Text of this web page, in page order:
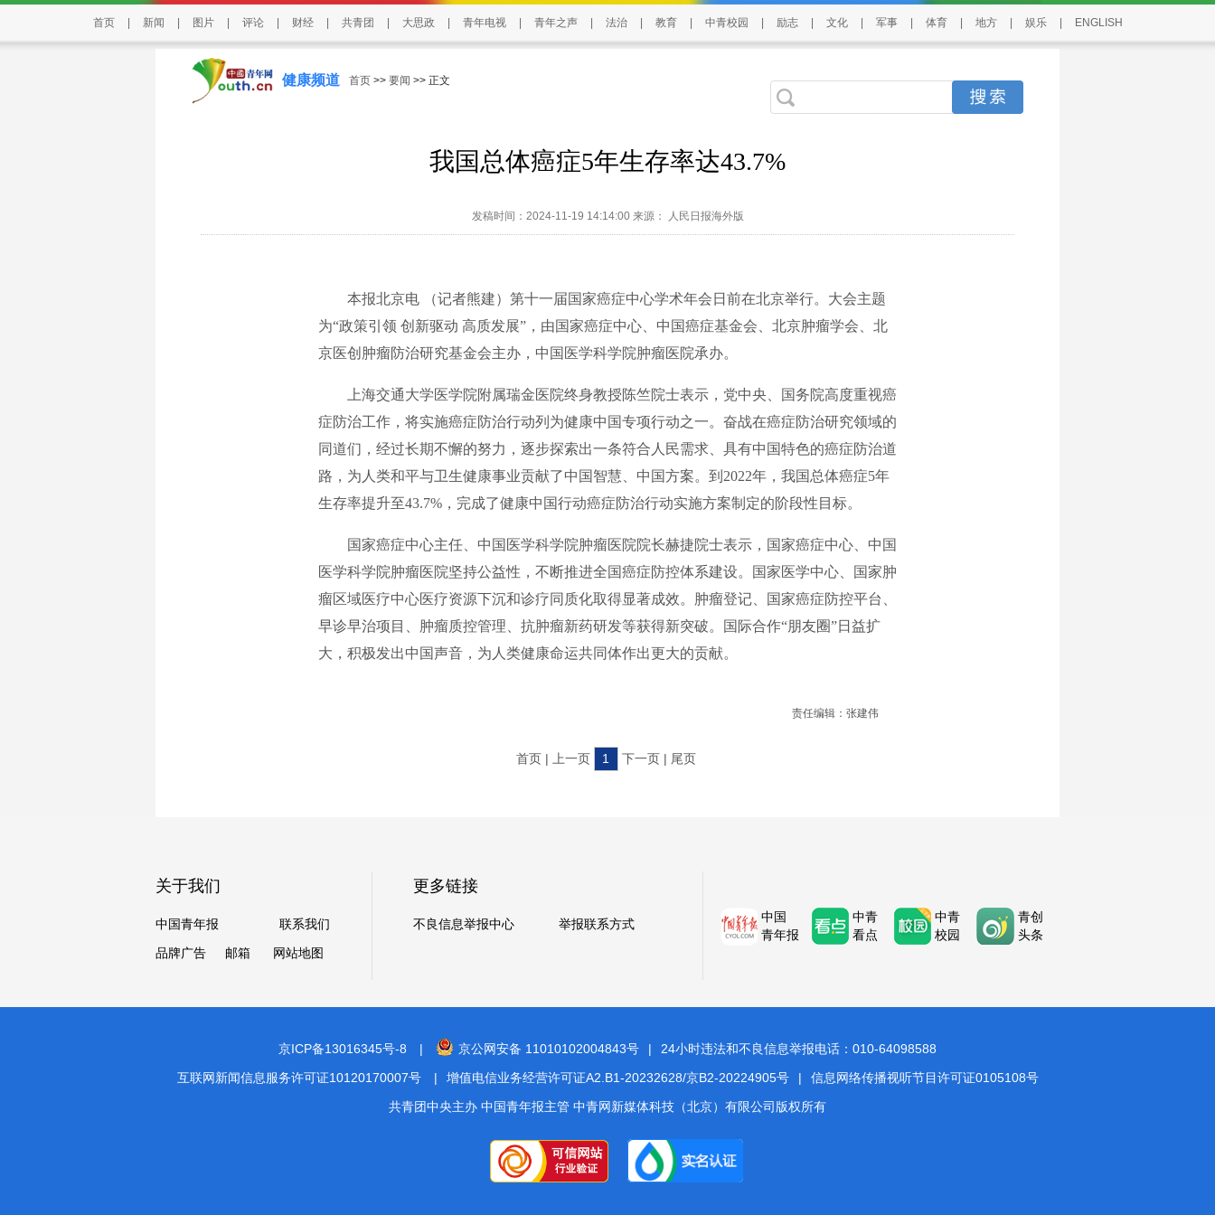
首页 新闻 图片 评论 财经 共青团 大思政 青年电视 青年之声 法治 教育 中青校园 励志 文化 军事 体育 地方 娱乐 ENGLISH
健康频道 首页 >> 要闻 >> 正文
我国总体癌症5年生存率达43.7%
发稿时间：2024-11-19 14:14:00 来源： 人民日报海外版
本报北京电 （记者熊建）第十一届国家癌症中心学术年会日前在北京举行。大会主题
为“政策引领 创新驱动 高质发展”，由国家癌症中心、中国癌症基金会、北京肿瘤学会、北
京医创肿瘤防治研究基金会主办，中国医学科学院肿瘤医院承办。
上海交通大学医学院附属瑞金医院终身教授陈竺院士表示，党中央、国务院高度重视癌
症防治工作，将实施癌症防治行动列为健康中国专项行动之一。奋战在癌症防治研究领域的
同道们，经过长期不懈的努力，逐步探索出一条符合人民需求、具有中国特色的癌症防治道
路，为人类和平与卫生健康事业贡献了中国智慧、中国方案。到2022年，我国总体癌症5年
生存率提升至43.7%，完成了健康中国行动癌症防治行动实施方案制定的阶段性目标。
国家癌症中心主任、中国医学科学院肿瘤医院院长赫捷院士表示，国家癌症中心、中国
医学科学院肿瘤医院坚持公益性，不断推进全国癌症防控体系建设。国家医学中心、国家肿
瘤区域医疗中心医疗资源下沉和诊疗同质化取得显著成效。肿瘤登记、国家癌症防控平台、
早诊早治项目、肿瘤质控管理、抗肿瘤新药研发等获得新突破。国际合作“朋友圈”日益扩
大，积极发出中国声音，为人类健康命运共同体作出更大的贡献。
责任编辑：张建伟
首页 | 上一页 1 下一页 | 尾页
关于我们
中国青年报
联系我们
品牌广告
邮箱 网站地图
更多链接
不良信息举报中心 举报联系方式
中国
青年报
中青
看点
中青
校园
青创
头条
京ICP备13016345号-8 | 京公网安备 11010102004843号 |
24小时违法和不良信息举报电话：010-64098588
互联网新闻信息服务许可证10120170007号
| 增值电信业务经营许可证A2.B1-20232628/京B2-20224905号 |
信息网络传播视听节目许可证0105108号
共青团中央主办 中国青年报主管 中青网新媒体科技（北京）有限公司版权所有